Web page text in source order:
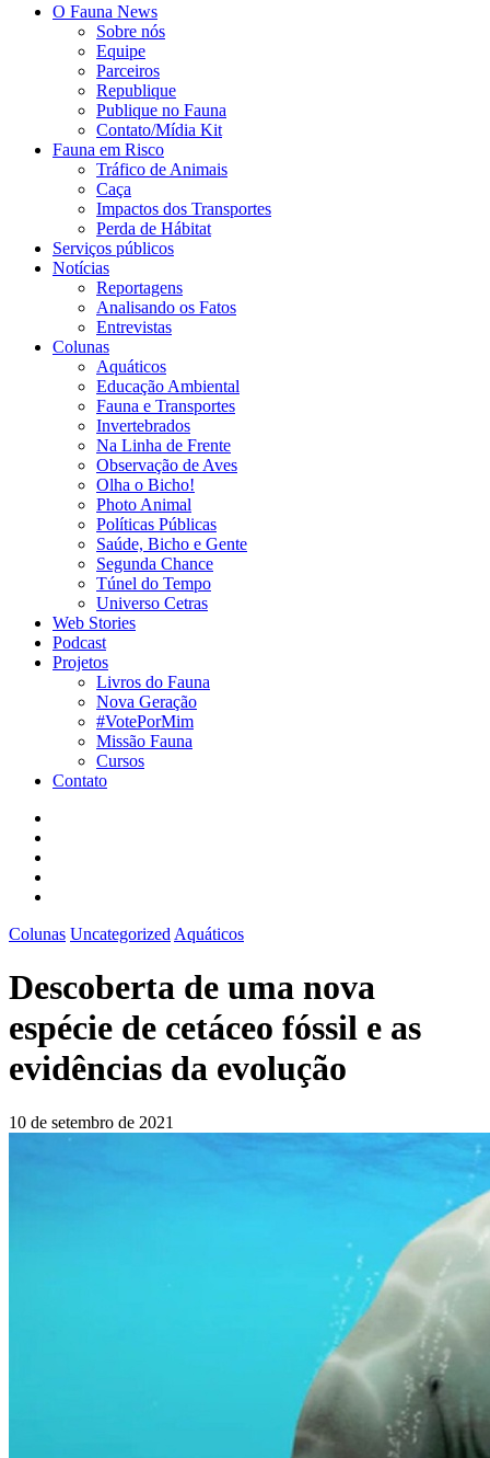
O Fauna News
Sobre nós
Equipe
Parceiros
Republique
Publique no Fauna
Contato/Mídia Kit
Fauna em Risco
Tráfico de Animais
Caça
Impactos dos Transportes
Perda de Hábitat
Serviços públicos
Notícias
Reportagens
Analisando os Fatos
Entrevistas
Colunas
Aquáticos
Educação Ambiental
Fauna e Transportes
Invertebrados
Na Linha de Frente
Observação de Aves
Olha o Bicho!
Photo Animal
Políticas Públicas
Saúde, Bicho e Gente
Segunda Chance
Túnel do Tempo
Universo Cetras
Web Stories
Podcast
Projetos
Livros do Fauna
Nova Geração
#VotePorMim
Missão Fauna
Cursos
Contato
Colunas Uncategorized Aquáticos
Descoberta de uma nova
espécie de cetáceo fóssil e as
evidências da evolução
10 de setembro de 2021